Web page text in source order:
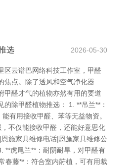
选 2026-05-30
区云谱巴网络科技工作室，甲醛
焦点。除了透风和空气净化器
甲醛才气的植物亦然有用的要道
的除甲醛植物推选： 1. **吊兰**：
有用接收甲醛、苯等无益物资。
不仅能接收甲醛，还能好意思化
施家具维修电话|恩施家具维修公
**虎尾兰**：耐阴耐旱，对甲醛有
春藤**：符合室内莳植，可有用裁